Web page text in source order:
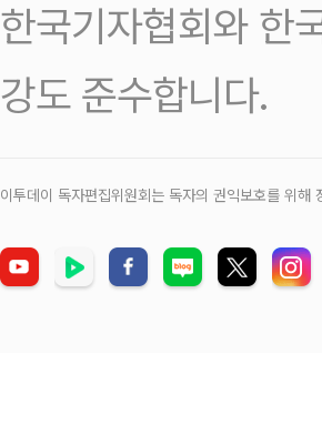
한국기자협회와 한
강도 준수합니다.
이투데이 독자편집위원회는 독자의 권익보호를 위해